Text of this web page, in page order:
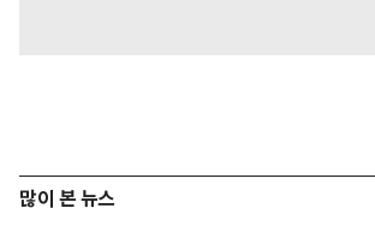
많이 본 뉴스